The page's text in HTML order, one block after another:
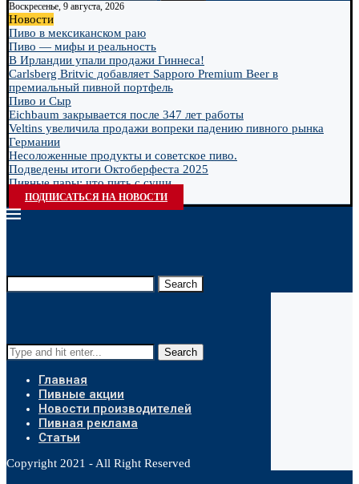
Воскресенье, 9 августа, 2026
Новости
Пиво в мексиканском раю
Пиво — мифы и реальность
В Ирландии упали продажи Гиннеса!
Carlsberg Britvic добавляет Sapporo Premium Beer в
премиальный пивной портфель
Пиво и Сыр
Eichbaum закрывается после 347 лет работы
Veltins увеличила продажи вопреки падению пивного рынка
Германии
Несоложенные продукты и советское пиво.
Подведены итоги Октоберфеста 2025
Пивные пары: что пить с суши
ПОДПИСАТЬСЯ НА НОВОСТИ
Search
Search
Главная
Пивные акции
Новости производителей
Пивная реклама
Статьи
Copyright 2021 - All Right Reserved